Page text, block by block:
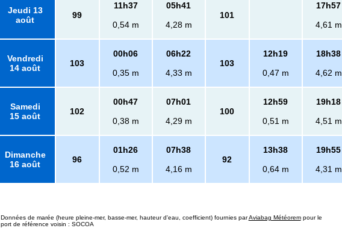
Jeudi 13
août
99
11h37
0,54 m
05h41
4,28 m
101
17h57
4,61 m
Vendredi
14 août
103
00h06
0,35 m
06h22
4,33 m
103
12h19
0,47 m
18h38
4,62 m
Samedi
15 août
102
00h47
0,38 m
07h01
4,29 m
100
12h59
0,51 m
19h18
4,51 m
Dimanche
16 août
96
01h26
0,52 m
07h38
4,16 m
92
13h38
0,64 m
19h55
4,31 m
Données de marée (heure pleine-mer, basse-mer, hauteur d'eau, coefficient) fournies parAviabag Météorempour le
port de référence voisin : SOCOA